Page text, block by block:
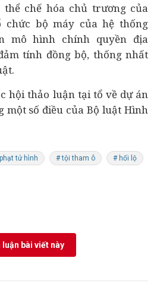
thể chế hóa chủ trương của
chức bộ máy của hệ thống
mô hình chính quyền địa
tính đồng bộ, thống nhất
hội thảo luận tại tổ về dự án
một số điều của Bộ luật Hình
tử hình # tội tham ô # hối lộ
luận bài viết này